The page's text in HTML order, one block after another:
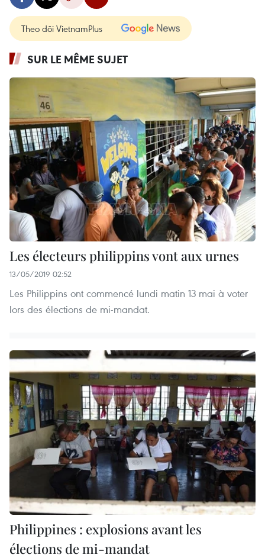
Theo dõi VietnamPlus
SUR LE MÊME SUJET
Les électeurs philippins vont aux urnes
13/05/2019 02:52
Les Philippins ont commencé lundi matin 13 mai à voter
lors des élections de mi-mandat.
Philippines : explosions avant les
élections de mi-mandat